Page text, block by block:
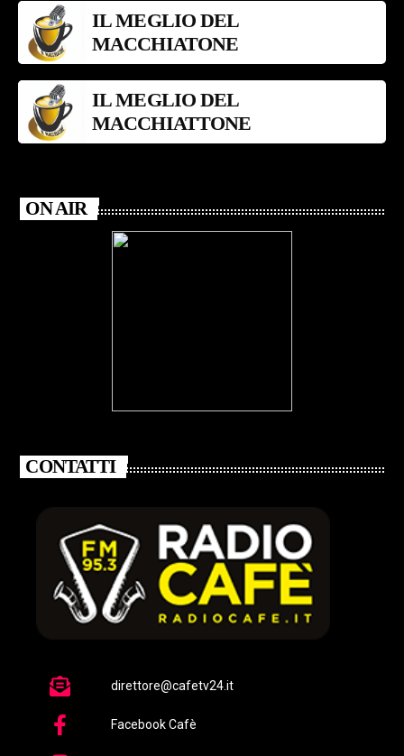
IL MEGLIO DEL
MACCHIATONE
IL MEGLIO DEL
MACCHIATTONE
ON AIR
CONTATTI
direttore@cafetv24.it
Facebook Cafè